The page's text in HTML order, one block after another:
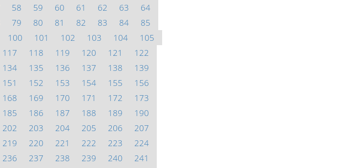
58 59 60 61 62 63
64
79 80 81 82 83 84
85
100 101 102 103 104
105
117 118 119 120 121
122
134 135 136 137 138
139
151 152 153 154 155
156
168 169 170 171 172
173
185 186 187 188 189
190
202 203 204 205 206
207
219 220 221 222 223
224
236 237 238 239 240
241